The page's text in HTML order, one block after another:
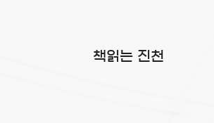
책읽는 진천